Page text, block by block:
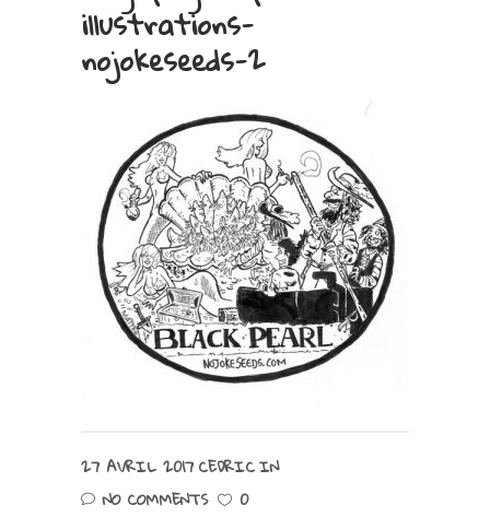
illustrations-
nojokeseeds-2
27 AVRIL 2017CEDRICIN
NO COMMENTS
0